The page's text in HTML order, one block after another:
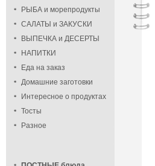
РЫБА и морепродукты
САЛАТЫ и ЗАКУСКИ
ВЫПЕЧКА и ДЕСЕРТЫ
НАПИТКИ
Еда на заказ
Домашние заготовки
Интересное о продуктах
Тосты
Разное